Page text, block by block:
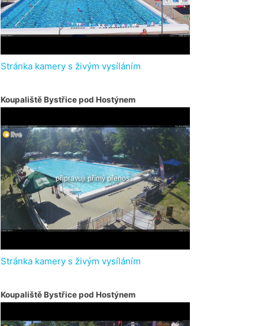
Stránka kamery s živým vysíláním
Koupaliště Bystřice pod Hostýnem
Stránka kamery s živým vysíláním
Koupaliště Bystřice pod Hostýnem